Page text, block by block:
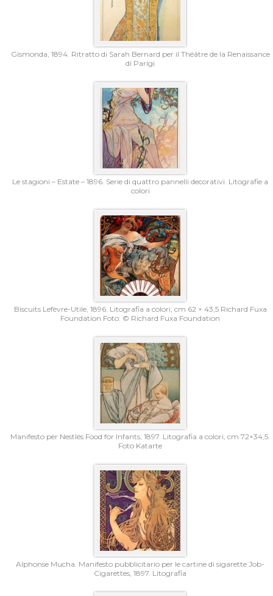
Gismonda, 1894. Ritratto di Sarah Bernard per il Théâtre de la Renaissance
di Parigi
Le stagioni – Estate – 1896. Serie di quattro pannelli decorativi. Litografie a
colori
Biscuits Lefèvre-Utile, 1896. Litografia a colori, cm 62 × 43,5 Richard Fuxa
Foundation Foto: © Richard Fuxa Foundation
Manifesto per Nestlés Food for Infants, 1897. Litografia a colori, cm 72×34,5.
Foto Katarte
Alphonse Mucha. Manifesto pubblicitario per le cartine di sigarette Job-
Cigarettes, 1897. Litografia